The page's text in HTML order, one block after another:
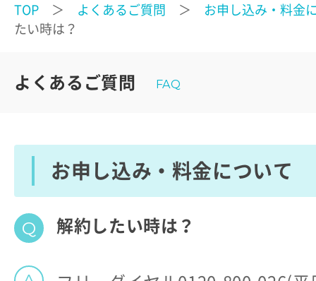
TOP ＞ よくあるご質問 ＞
お申し込み・料金
たい時は？
よくあるご質問 FAQ
お申し込み・料金について
解約したい時は？